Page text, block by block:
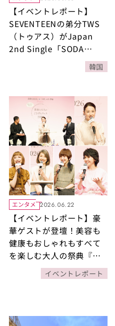
【イベントレポート】
SEVENTEENの弟分TWS
（トゥアス）がJapan
2nd Single「SODA
SODA」発売記念ショーケ
ースを開催「TWSと一緒
過ごしましょう！」
韓国
エンタメ 2026.06.22
【イベントレポート】豪
華ゲストが登壇！美容も
健康もおしゃれもすべて
を楽しむ大⼈の祭典『素
敵な大人のごきげんフェ
ス2026』
イベントレポート